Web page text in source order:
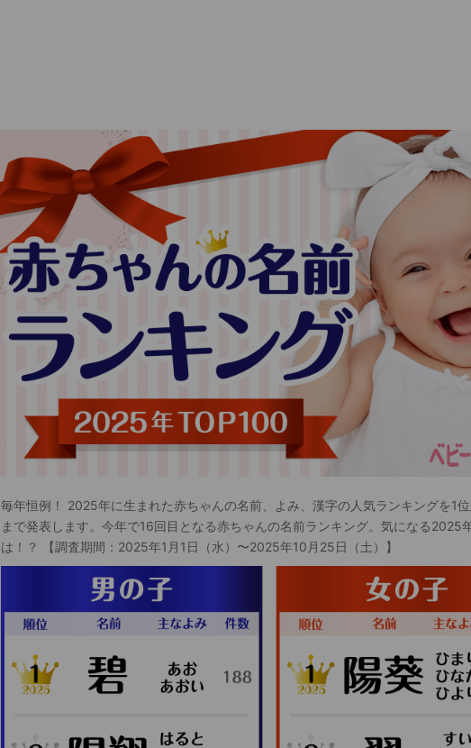
毎年恒例！ 2025年に生まれた赤ちゃんの名前、よみ、漢字の人気ランキングを1
まで発表します。今年で16回目となる赤ちゃんの名前ランキング。気になる2025
は！？ 【調査期間：2025年1月1日（水）〜2025年10月25日（土）】